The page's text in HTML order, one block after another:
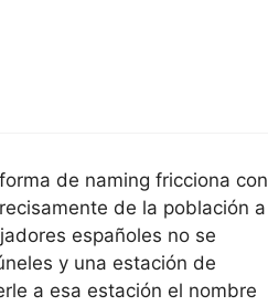
de naming fricciona con
de la población a
españoles no se
y una estación de
a esa estación el nombre